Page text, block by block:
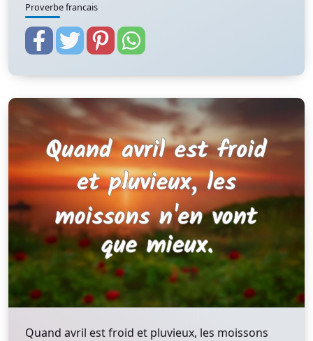
Proverbe francais
Quand avril est froid et pluvieux, les moissons